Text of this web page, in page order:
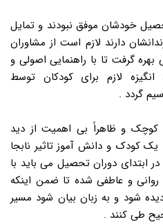
خودشان موفق نبودند و تمایل
دارند لازم است از مشاوران
گرفت تا با راهنمایی اصولی و
لازم برای کودکان توسط
گردد .
کوچک و ظاهراً بی اهمیت از دید
یک کودک و دانش آموز تاثیر نابجا
ابتدای دوران تحصیل می باید با
و عاطفی شده تا ضمن اینکه
شود و به زبان بیان شود مسیر
طی کنند .